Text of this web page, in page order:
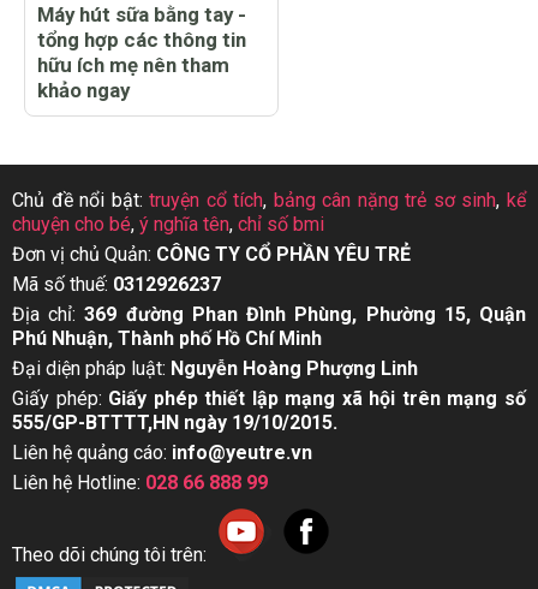
Máy hút sữa bằng tay -
tổng hợp các thông tin
hữu ích mẹ nên tham
khảo ngay
Chủ đề nổi bật:truyện cổ tích, bảng cân nặng trẻ sơ sinh,kể
chuyện cho bé, ý nghĩa tên, chỉ số bmi
Đơn vị chủ Quản: CÔNG TY CỔ PHẦN YÊU TRẺ
Mã số thuế: 0312926237
Địa chỉ:369 đường Phan Đình Phùng, Phường 15, Quận
Phú Nhuận, Thành phố Hồ Chí Minh
Đại diện pháp luật: Nguyễn Hoàng Phượng Linh
Giấy phép: Giấy phép thiết lập mạng xã hội trên mạng số
555/GP-BTTTT,HN ngày 19/10/2015.
Liên hệ quảng cáo: info@yeutre.vn
Liên hệ Hotline: 028 66 888 99
Theo dõi chúng tôi trên: